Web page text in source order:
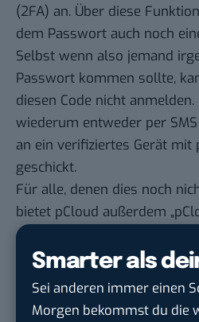
Smarter als
Sei anderen immer einen
Morgen bekommst du die
(2FA) an. Über diese
dem Passwort auch noch
Selbst wenn also jemand
Passwort kommen sollte,
diesen Code nicht
wiederum entweder per
an ein verifiziertes Gerät mit
geschickt.
Für alle, denen dies noch
bietet pCloud außerdem